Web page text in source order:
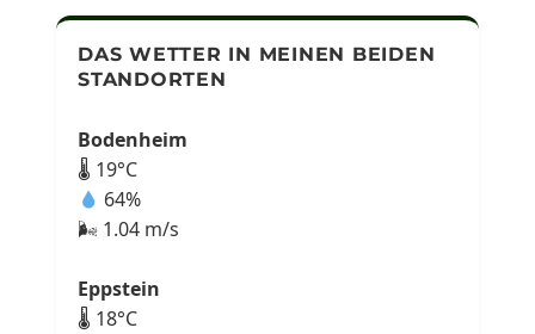
DAS WETTER IN MEINEN BEIDEN
STANDORTEN
Bodenheim
🌡 19°C
64%
🌬 1.04 m/s
Eppstein
🌡 18°C